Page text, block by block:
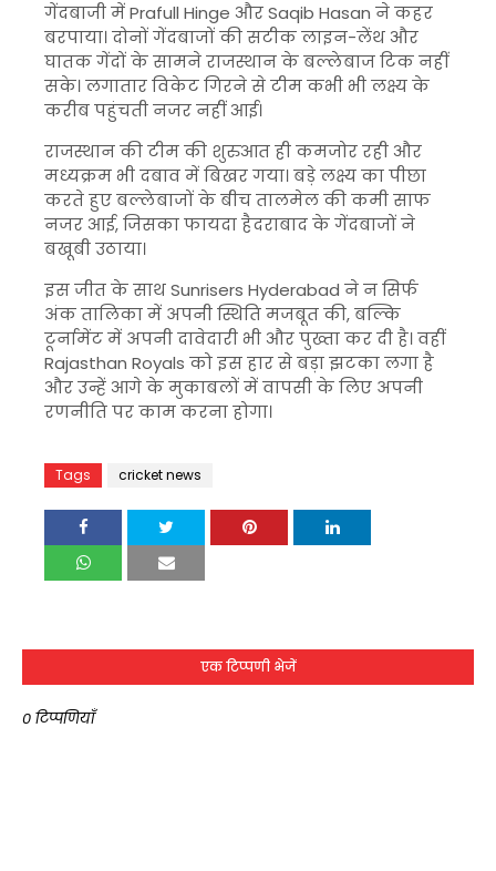
गेंदबाजी मेंPrafull Hinge औरSaqib Hasan ने कहर
बरपाया। दोनों गेंदबाजों की सटीक लाइन-लेंथ और
घातक गेंदों के सामने राजस्थान के बल्लेबाज टिक नहीं
सके। लगातार विकेट गिरने से टीम कभी भी लक्ष्य के
करीब पहुंचती नजर नहीं आई।
राजस्थान की टीम की शुरुआत ही कमजोर रही और
मध्यक्रम भी दबाव में बिखर गया। बड़े लक्ष्य का पीछा
करते हुए बल्लेबाजों के बीच तालमेल की कमी साफ
नजर आई, जिसका फायदा हैदराबाद के गेंदबाजों ने
बखूबी उठाया।
इस जीत के साथSunrisers Hyderabad ने न सिर्फ
अंक तालिका में अपनी स्थिति मजबूत की, बल्कि
टूर्नामेंट में अपनी दावेदारी भी और पुख्ता कर दी है। वहीं
Rajasthan Royals को इस हार से बड़ा झटका लगा है
और उन्हें आगे के मुकाबलों में वापसी के लिए अपनी
रणनीति पर काम करना होगा।
Tags cricket news
एक टिप्पणी भेजें
0 टिप्पणियाँ